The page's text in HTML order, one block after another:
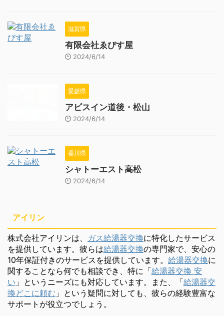
滋賀県
有限会社ゑびす屋
2024/6/14
愛媛県
アビスイン道後・松山
2024/6/14
香川県
シャトーエスト高松
2024/6/14
アイリン
株式会社アイリンは、 ガス給湯器交換に特化したサービス
を提供しています。彼らは給湯器交換の専門家で、安心の
10年保証付きのサービスを提供しています。 給湯器交換に
関することなら何でも相談でき、特に「給湯器交換 安
い 」というニーズにも対応しています。また、「給湯器交
換どこに頼む 」という疑問に対しても、彼らの経験豊富な
サポートが役立つでしょう。